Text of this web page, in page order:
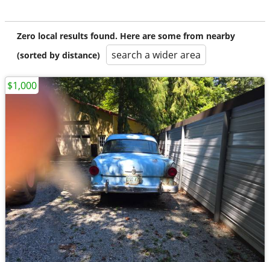
Zero local results found. Here are some from nearby
(sorted by distance)
search a wider area
$1,000